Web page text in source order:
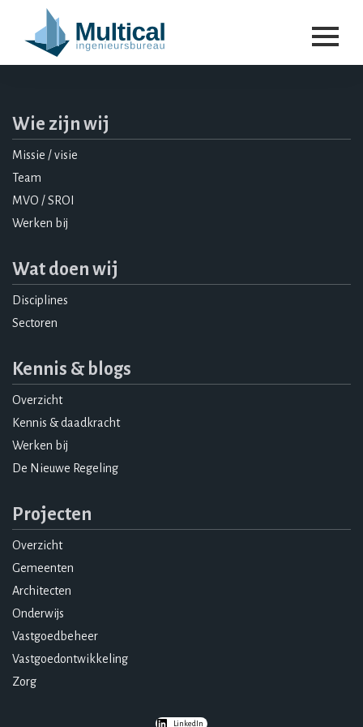
Wie zijn wij
Missie / visie
Team
MVO / SROI
Werken bij
Wat doen wij
Disciplines
Sectoren
Kennis & blogs
Overzicht
Kennis & daadkracht
Werken bij
De Nieuwe Regeling
Projecten
Overzicht
Gemeenten
Architecten
Onderwijs
Vastgoedbeheer
Vastgoedontwikkeling
Zorg
LinkedIn